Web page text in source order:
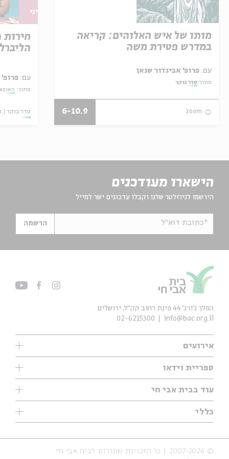
מותו של איש האלוהים: קריאה
במדרש פטירת משה
עם:
מתוך:סדר בוקר
zoom
6-10.9
עם: פרופ'
מתוך:
סדר בוקר
הישארו מעודכנים
הירשמו לניוזלטר שלנו וקבלו עדכונים ישר למייל
*כתובת דוא"ל הרשמה
אירועים
עיון
אנגלית
נוער
סדרות
אירועי עבר
ספריית וידאו
ילדים
מוזיקה
עיון
מיוחדים
עוד בבית אבי חי
תערוכות
מיוחדים
כללי
אודות
הצהרת נגישות
המלך ג'ורג' 44 פינת רחוב קק״ל, ירושלים
info@bac.org.il
02-6215300
© 2007-2026 | כל הזכויות שמורות לבית אבי חי